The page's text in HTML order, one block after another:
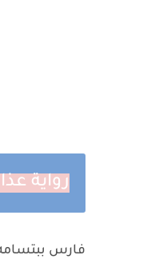
رواية عذاب
فارس